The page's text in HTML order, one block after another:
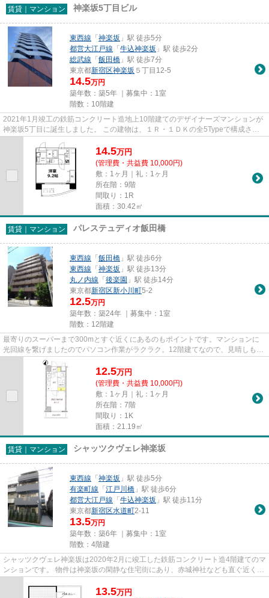
賃貸｜マンション 神楽坂5丁目ビル
東西線 「 神楽坂 」駅 徒歩5分
都営大江戸線 「 牛込神楽坂 」駅 徒歩2分
総武線 「 飯田橋 」駅 徒歩7分
東京都新宿区神楽坂 ５丁目12-5
14.5万円
築年数：築5年 ｜募集中： 1室
階数：10階建
2021年1月竣工の鉄筋コンクリート造地上10階建てのデザイナーズマンションが
神楽坂5丁目に誕生しました。 この建物は、１Ｒ・１ＤＫの全5Typeで構成され
14.5万円
(管理費・共益費 10,000円)
敷：1ヶ月｜礼：1ヶ月
所在階：9階
間取り：1R
面積：30.42㎡
賃貸｜マンション パレステュディオ飯田橋
東西線 「 飯田橋 」駅 徒歩6分
東西線 「 神楽坂 」駅 徒歩13分
丸ノ内線 「 後楽園 」駅 徒歩14分
東京都新宿区新小川町5-2
12.5万円
築年数：築24年 ｜募集中： 1室
階数：12階建
最寄りのスーパーまで300mとすぐ近くにあるのもポイントです。マンションに
光回線を繋げましたのでパソコン作業がラクラク。12階建てなので、見晴しも良
くて快適です。震災で最も被害...
12.5万円
(管理費・共益費 10,000円)
敷：1ヶ月｜礼：1ヶ月
所在階：7階
間取り：1K
面積：21.19㎡
賃貸｜マンション シャッツクヴェレ神楽坂
東西線 「 神楽坂 」駅 徒歩5分
有楽町線 「 江戸川橋 」駅 徒歩6分
都営大江戸線 「 牛込神楽坂 」駅 徒歩11分
東京都新宿区水道町2-11
13.5万円
築年数：築6年 ｜募集中： 1室
階数：4階建
シャッツクヴェレ神楽坂は2020年2月に竣工した鉄筋コンクリート造4階建てのマ
ンションです。 物件は神楽坂の閑静な住宅街にあり、赤城神社なども直ぐ近くに
13.5万円